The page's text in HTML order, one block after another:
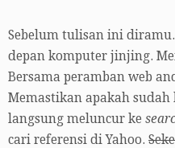
Sebelum tulisan ini
depan komputer jinjing.
Bersama peramban web
Memastikan apakah sudah
langsung meluncur ke
cari referensi di Yahoo.